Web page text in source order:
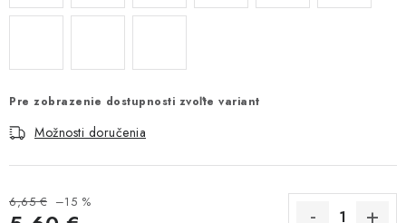
Pre zobrazenie dostupnosti zvoľte variant
Možnosti doručenia
6,65 € –15 %